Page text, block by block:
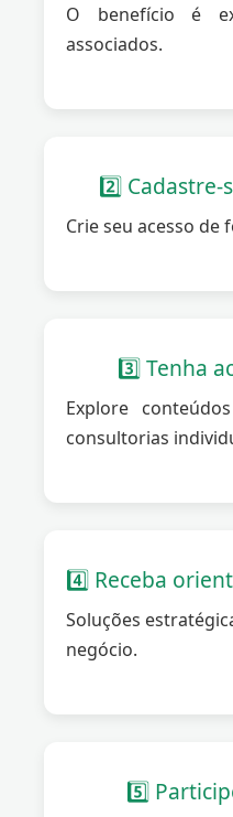
O benefício é
associados.
2️⃣
Crie seu acesso de
3️⃣ Tenha
Explore
consultorias
4️⃣ Receba
Soluções
negócio.
5️⃣